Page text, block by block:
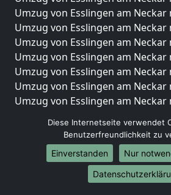
Umzug von Esslingen am Neckar
Umzug von Esslingen am Neckar
Umzug von Esslingen am Neckar
Umzug von Esslingen am Neckar
Umzug von Esslingen am Neckar
Umzug von Esslingen am Neckar
Umzug von Esslingen am
Umzug von Esslingen am Neckar
Umzug von Esslingen am Neckar
Umzug von Esslingen am Neckar
Umzug von Esslingen am Neckar
Diese Internetseite verwendet
Benutzerfreundlichkeit zu
Einverstanden
Nur